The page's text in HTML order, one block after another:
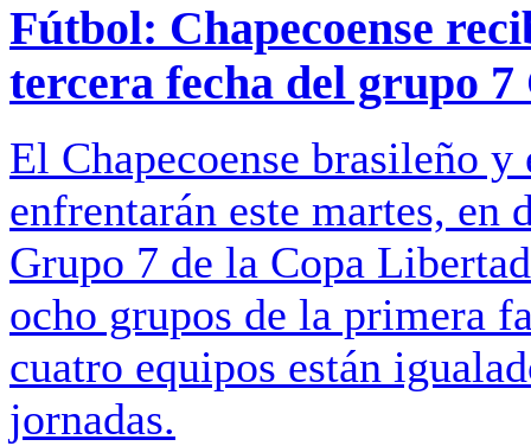
Fútbol: Chapecoense
tercera fecha del grupo
El Chapecoense brasileño
enfrentarán este martes, en
Grupo 7 de la Copa
ocho grupos de la primera
cuatro equipos están
jornadas.